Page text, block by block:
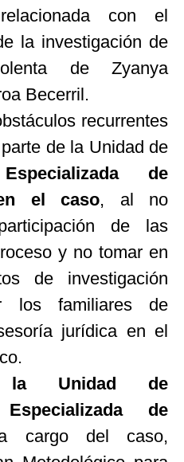
con el
la investigación de
de Zyanya
Becerril.
recurrentes
de la Unidad de
Especializada de
el caso, al no
de las
y no tomar en
de investigación
los familiares de
jurídica en el
Unidad de
Especializada de
cargo del caso,